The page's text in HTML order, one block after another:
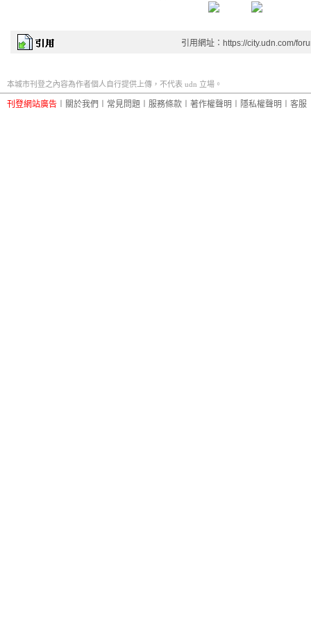
引用網址：https://city.udn.com/
本城市刊登之內容為作者個人自行提供上傳，不代表 udn 立場。
刊登網站廣告 關於我們 常見問題 服務條款 著作權聲明 隱私權聲明 客服